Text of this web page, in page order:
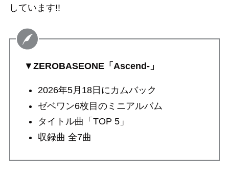
しています!!
▼ ZEROBASEONE「Ascend-」
2026年5月18日にカムバック
ゼベワン6枚目のミニアルバム
タイトル曲「TOP 5」
収録曲 全7曲